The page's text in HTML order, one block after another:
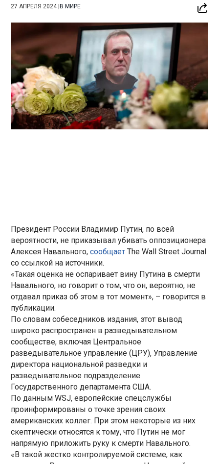
27 АПРЕЛЯ 2024|В МИРЕ
Президент России Владимир Путин, по всей
вероятности, не приказывал убивать оппозиционера
Алексея Навального,сообщаетThe Wall Street Journal
со ссылкой на источники.
«Такая оценка не оспаривает вину Путина в смерти
Навального, но говорит о том, что он, вероятно, не
отдавал приказ об этом в тот момент», – говорится в
публикации.
По словам собеседников издания, этот вывод
широко распространен в разведывательном
сообществе, включая Центральное
разведывательное управление (ЦРУ), Управление
директора национальной разведки и
разведывательное подразделение
Государственного департамента США.
По данным WSJ, европейские спецслужбы
проинформированы о точке зрения своих
американских коллег. При этом некоторые из них
скептически относятся к тому, что Путин не мог
напрямую приложить руку к смерти Навального.
«В такой жестко контролируемой системе, как